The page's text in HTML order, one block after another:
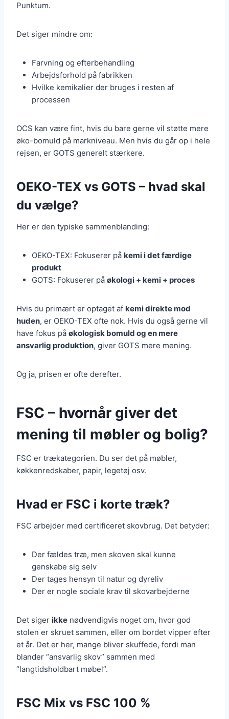
Punktum.
Det siger mindre om:
Farvning og efterbehandling
Arbejdsforhold på fabrikken
Hvilke kemikalier der bruges i resten af
processen
OCS kan være fint, hvis du bare gerne vil støtte mere
øko-bomuld på markniveau. Men hvis du går op i hele
rejsen, er GOTS generelt stærkere.
OEKO-TEX vs GOTS – hvad skal
du vælge?
Her er den typiske sammenblanding:
OEKO-TEX: Fokuserer på kemi i det færdige
produkt
GOTS: Fokuserer på økologi + kemi + proces
Hvis du primært er optaget af kemi direkte mod
huden, er OEKO-TEX ofte nok. Hvis du også gerne vil
have fokus på økologisk bomuld og en mere
ansvarlig produktion, giver GOTS mere mening.
Og ja, prisen er ofte derefter.
FSC – hvornår giver det
mening til møbler og bolig?
FSC er trækategorien. Du ser det på møbler,
køkkenredskaber, papir, legetøj osv.
Hvad er FSC i korte træk?
FSC arbejder med certificeret skovbrug. Det betyder:
Der fældes træ, men skoven skal kunne
genskabe sig selv
Der tages hensyn til natur og dyreliv
Der er nogle sociale krav til skovarbejderne
Det siger ikke nødvendigvis noget om, hvor god
stolen er skruet sammen, eller om bordet vipper efter
et år. Det er her, mange bliver skuffede, fordi man
blander “ansvarlig skov” sammen med
“langtidsholdbart møbel”.
FSC Mix vs FSC 100 %